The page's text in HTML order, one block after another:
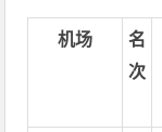
机场
名
次